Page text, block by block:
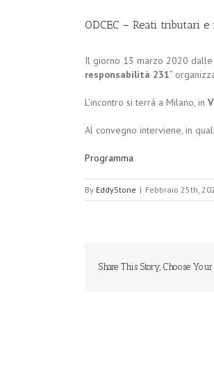
ODCEC – Reati tributari
Il giorno 13 marzo 2020
responsabilità 231”
L’incontro si terrà a Milano, in
Al convegno interviene, in
Programma
By EddyStone | Febbraio 25th,
Share This Story, Choose Your